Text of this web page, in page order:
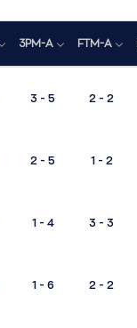
3PM-A FTM-A
3 - 5 2 - 2
2 - 5 1 - 2
1 - 4 3 - 3
1 - 6 2 - 2